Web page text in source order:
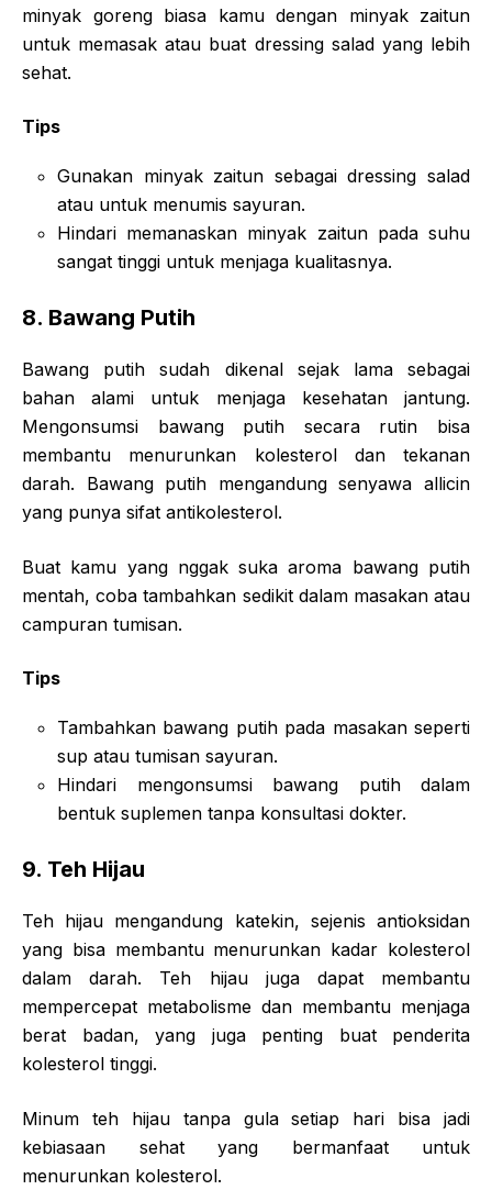
minyak goreng biasa kamu dengan minyak zaitun
untuk memasak atau buat dressing salad yang lebih
sehat.
Tips
Gunakan minyak zaitun sebagai dressing salad
atau untuk menumis sayuran.
Hindari memanaskan minyak zaitun pada suhu
sangat tinggi untuk menjaga kualitasnya.
8. Bawang Putih
Bawang putih sudah dikenal sejak lama sebagai
bahan alami untuk menjaga kesehatan jantung.
Mengonsumsi bawang putih secara rutin bisa
membantu menurunkan kolesterol dan tekanan
darah. Bawang putih mengandung senyawa allicin
yang punya sifat antikolesterol.
Buat kamu yang nggak suka aroma bawang putih
mentah, coba tambahkan sedikit dalam masakan atau
campuran tumisan.
Tips
Tambahkan bawang putih pada masakan seperti
sup atau tumisan sayuran.
Hindari mengonsumsi bawang putih dalam
bentuk suplemen tanpa konsultasi dokter.
9. Teh Hijau
Teh hijau mengandung katekin, sejenis antioksidan
yang bisa membantu menurunkan kadar kolesterol
dalam darah. Teh hijau juga dapat membantu
mempercepat metabolisme dan membantu menjaga
berat badan, yang juga penting buat penderita
kolesterol tinggi.
Minum teh hijau tanpa gula setiap hari bisa jadi
kebiasaan sehat yang bermanfaat untuk
menurunkan kolesterol.